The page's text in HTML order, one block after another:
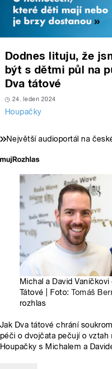
Dodnes lituju, že
být s dětmi půl na
Dva tátové
24. leden 2024
Houpačky
Největší audioportál na
Michal a David Vaníčkovi
Tátové | Foto:Tomáš
rozhlas
Jak Dva tátové chrání
péči o dvojčata pečují o
Houpačky s Michalem a